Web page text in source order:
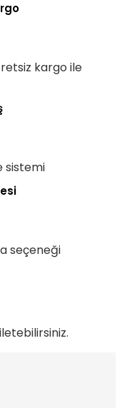
kargo ile
sistemi
seçeneği